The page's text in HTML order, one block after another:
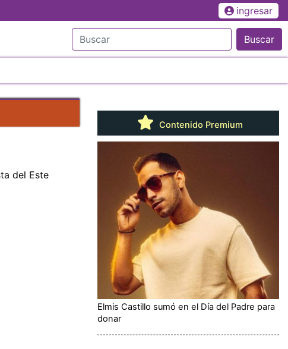
ingresar
Buscar
del Este
Contenido Premium
Elmis Castillo sumó en el Día del Padre para
donar